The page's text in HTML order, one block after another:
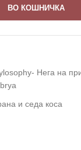
ВО КОШНИЧКА
Нега на
и седа коса